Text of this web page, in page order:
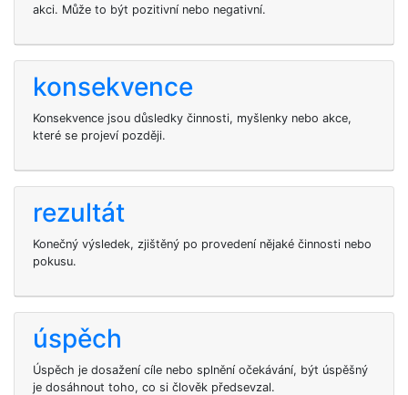
akci. Může to být pozitivní nebo negativní.
konsekvence
Konsekvence jsou důsledky činnosti, myšlenky nebo akce,
které se projeví později.
rezultát
Konečný výsledek, zjištěný po provedení nějaké činnosti nebo
pokusu.
úspěch
Úspěch je dosažení cíle nebo splnění očekávání, být úspěšný
je dosáhnout toho, co si člověk předsevzal.